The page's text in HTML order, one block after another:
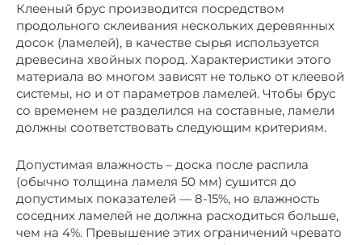
Клееный брус производится посредством
продольного склеивания нескольких деревянных
досок (ламелей), в качестве сырья используется
древесина хвойных пород. Характеристики этого
материала во многом зависят не только от клеевой
системы, но и от параметров ламелей. Чтобы брус
со временем не разделился на составные, ламели
должны соответствовать следующим критериям.
Допустимая влажность – доска после распила
(обычно толщина ламеля 50 мм) сушится до
допустимых показателей — 8-15%, но влажность
соседних ламелей не должна расходиться больше,
чем на 4%. Превышение этих ограничений чревато